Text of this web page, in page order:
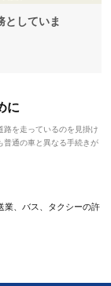
としていま
に
を走っているのを見掛け
普通の車と異なる手続きが
業、バス、タクシーの許